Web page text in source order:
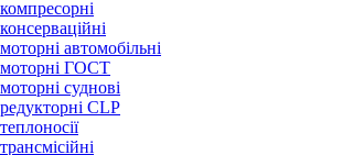
автомобільні
ГОСТ
суднові
CLP